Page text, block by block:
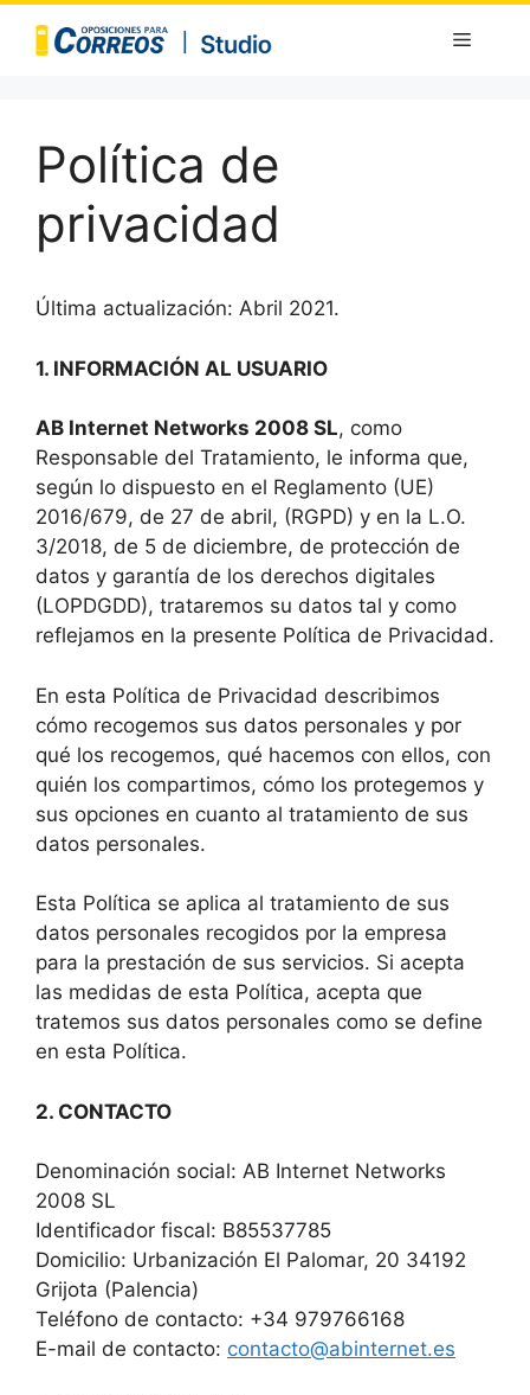
Menú
Política de
privacidad
Última actualización: Abril 2021.
1. INFORMACIÓN AL USUARIO
AB Internet Networks 2008 SL, como
Responsable del Tratamiento, le informa que,
según lo dispuesto en el Reglamento (UE)
2016/679, de 27 de abril, (RGPD) y en la L.O.
3/2018, de 5 de diciembre, de protección de
datos y garantía de los derechos digitales
(LOPDGDD), trataremos su datos tal y como
reflejamos en la presente Política de Privacidad.
En esta Política de Privacidad describimos
cómo recogemos sus datos personales y por
qué los recogemos, qué hacemos con ellos, con
quién los compartimos, cómo los protegemos y
sus opciones en cuanto al tratamiento de sus
datos personales.
Esta Política se aplica al tratamiento de sus
datos personales recogidos por la empresa
para la prestación de sus servicios. Si acepta
las medidas de esta Política, acepta que
tratemos sus datos personales como se define
en esta Política.
2. CONTACTO
Denominación social: AB Internet Networks
2008 SL
Identificador fiscal: B85537785
Domicilio: Urbanización El Palomar, 20 34192
Grijota (Palencia)
Teléfono de contacto: +34 979766168
E-mail de contacto: contacto@abinternet.es